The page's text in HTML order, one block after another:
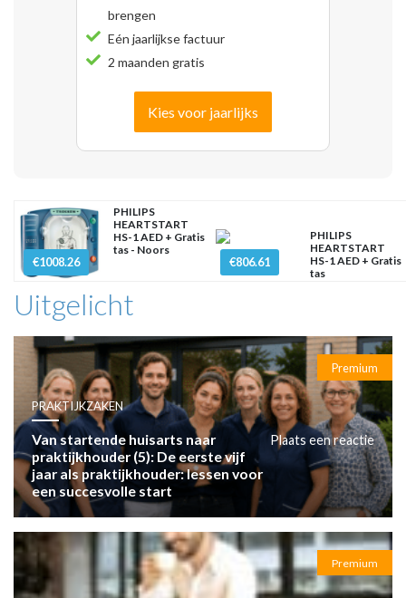
brengen
Eén jaarlijkse factuur
2 maanden gratis
Kies voor jaarlijks
€1008.26
PHILIPS
HEARTSTART
HS-1 AED + Gratis
tas - Noors
€806.61
PHILIPS
HEARTSTART
HS-1 AED + Gratis
tas
Uitgelicht
Premium
PRAKTIJKZAKEN
Van startende huisarts naar
praktijkhouder (5): De eerste vijf
jaar als praktijkhouder: lessen voor
een succesvolle start
Plaats een reactie
Premium